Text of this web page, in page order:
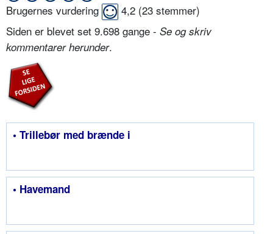
Brugernes vurdering 4,2 (23 stemmer)
Siden er blevet set 9.698 gange - Se og skriv
kommentarer herunder.
• Trillebør med brænde i
• Havemand